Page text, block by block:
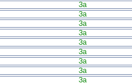
За
За
За
За
За
За
За
За
За